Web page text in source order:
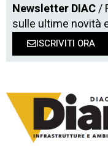
Newsletter DIAC/
sulle ultime novità
ISCRIVITI ORA